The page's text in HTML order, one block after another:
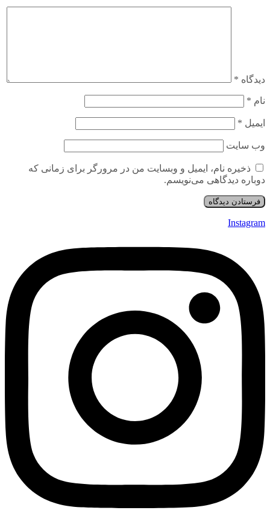
دیدگاه *
نام *
ایمیل *
وب‌ سایت
ذخیره نام، ایمیل و وبسایت من در مرورگر برای زمانی که
دوباره دیدگاهی می‌نویسم.
Instagram